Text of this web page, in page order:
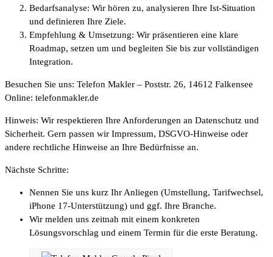
Bedarfsanalyse: Wir hören zu, analysieren Ihre Ist-Situation
und definieren Ihre Ziele.
Empfehlung & Umsetzung: Wir präsentieren eine klare
Roadmap, setzen um und begleiten Sie bis zur vollständigen
Integration.
Besuchen Sie uns: Telefon Makler – Poststr. 26, 14612 Falkensee
Online: telefonmakler.de
Hinweis: Wir respektieren Ihre Anforderungen an Datenschutz und
Sicherheit. Gern passen wir Impressum, DSGVO-Hinweise oder
andere rechtliche Hinweise an Ihre Bedürfnisse an.
Nächste Schritte:
Nennen Sie uns kurz Ihr Anliegen (Umstellung, Tarifwechsel,
iPhone 17-Unterstützung) und ggf. Ihre Branche.
Wir melden uns zeitnah mit einem konkreten
Lösungsvorschlag und einem Termin für die erste Beratung.